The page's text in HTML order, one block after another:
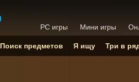
PC игры Мини игры
Поиск предметов Я ищу Три в